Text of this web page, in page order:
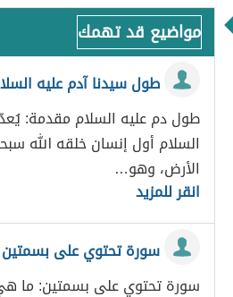
مواضيع قد تهمك
طول سيدنا آدم عليه
طول دم عليه السلام مقدمة: يُعدّ
السلام أول إنسان خلقه الله
الأرض، وهو…
انقر للمزيد
سورة تحتوي على بسمتين
سورة تحتوي على بسمتين: ما